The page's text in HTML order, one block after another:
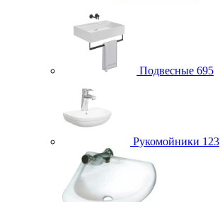
Подвесные 695
Рукомойники 123